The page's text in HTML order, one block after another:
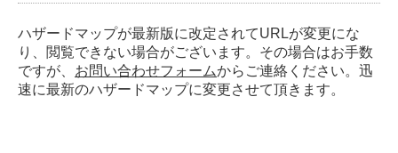
ハザードマップが最新版に改定されてURLが変更にな
り、閲覧できない場合がございます。その場合はお手数
ですが、 お問い合わせフォームからご連絡ください。迅
速に最新のハザードマップに変更させて頂きます。